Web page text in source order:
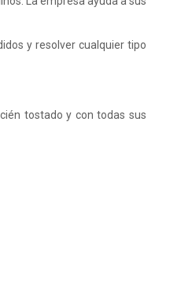
y resolver cualquier tipo
tostado y con todas sus